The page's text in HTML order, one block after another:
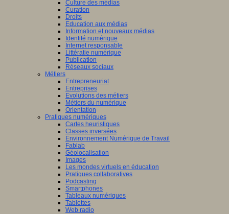
Culture des médias
Curation
Droits
Education aux médias
Information et nouveaux médias
Identité numérique
Internet responsable
Littératie numérique
Publication
Réseaux sociaux
Métiers
Entrepreneuriat
Entreprises
Evolutions des métiers
Métiers du numérique
Orientation
Pratiques numériques
Cartes heuristiques
Classes inversées
Environnement Numérique de Travail
Fablab
Géolocalisation
Images
Les mondes virtuels en éducation
Pratiques collaboratives
Podcasting
Smartphones
Tableaux numériques
Tablettes
Web radio